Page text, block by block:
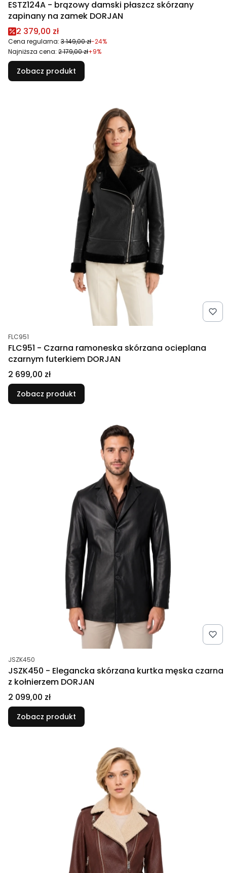
ESTZ124A - brązowy damski płaszcz skórzany
zapinany na zamek DORJAN
Cena promocyjna
2 379,00 zł
Cena regularna: 3 149,00 zł-24%
Najniższa cena: 2 179,00 zł+9%
Zobacz produkt
Kod produktu
FLC951
FLC951 - Czarna ramoneska skórzana ocieplana
czarnym futerkiem DORJAN
Cena
2 699,00 zł
Zobacz produkt
Kod produktu
JSZK450
JSZK450 - Elegancka skórzana kurtka męska czarna
z kołnierzem DORJAN
Cena
2 099,00 zł
Zobacz produkt